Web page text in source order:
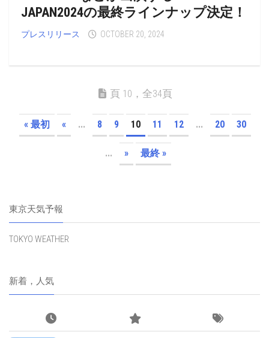
JAPAN2024の最終ラインナップ決定！
プレスリリース OCTOBER 20, 2024
頁 10，全34頁
« 最初 « ... 8 9 10 11 12 ... 20 30
... » 最終 »
東京天気予報
TOKYO WEATHER
新着，人気